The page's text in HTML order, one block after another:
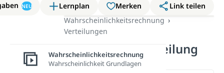
NEU Lernplan Merken
Link teilen
Wahrscheinlichkeitsrechnung
Verteilungen
Chi Quadrat Verteilung
Wahrscheinlichkeitsrechnung
Wahrscheinlichkeit Grundlagen